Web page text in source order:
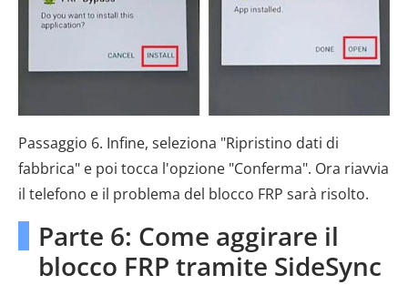
Passaggio 6. Infine, seleziona "Ripristino dati di
fabbrica" ​​e poi tocca l'opzione "Conferma". Ora riavvia
il telefono e il problema del blocco FRP sarà risolto.
Parte 6: Come aggirare il
blocco FRP tramite SideSync